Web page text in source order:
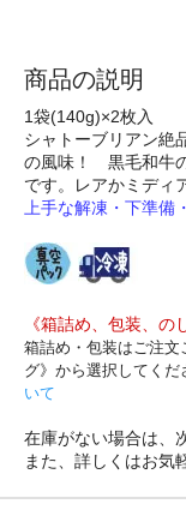
商品の説明
1袋(140g)×2枚入
シャトーブリアン絶
の風味！ 黒毛和牛
です。レアかミディ
上手な解凍・下準備
《箱詰め、包装、の
箱詰め・包装はご注文
グ》から選択してく
いて
在庫がない場合は、
また、詳しくはお気